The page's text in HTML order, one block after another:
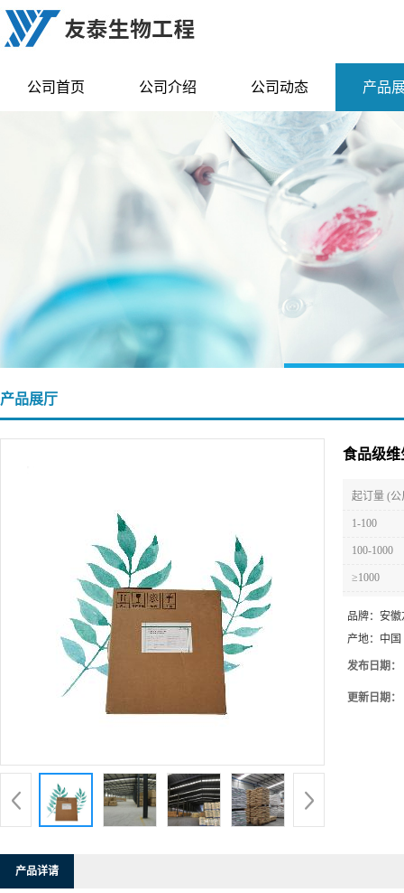
公司首页 公司介绍 公司动态 产品
产品展厅
食品级维
起订量 (公
1-100
100-1000
≥1000
品牌： 安徽
产地： 中国
发布日期：
更新日期：
产品详请